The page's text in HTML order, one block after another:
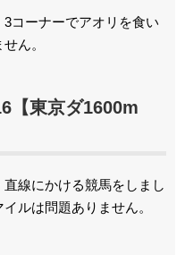
コーナーでアオリを食い
ん。
【東京ダ1600m
線にかける競馬をしまし
ルは問題ありません。